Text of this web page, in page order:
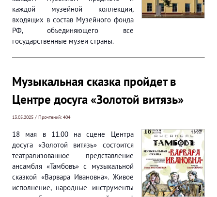
каждой музейной коллекции,
входящих в состав Музейного фонда
РФ, объединяющего все
государственные музеи страны.
Музыкальная сказка пройдет в
Центре досуга «Золотой витязь»
13.05.2025 / Прочтений: 404
18 мая в 11.00 на сцене Центра
досуга «Золотой витязь» состоится
театрализованное представление
ансамбля «Тамбовъ» с музыкальной
сказкой «Варвара Ивановна». Живое
исполнение, народные инструменты